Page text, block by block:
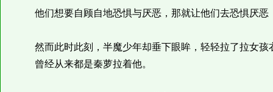
他们想要自顾自地恐惧与厌恶，那就让他们去恐惧厌恶
然而此时此刻，半魔少年却垂下眼眸，轻轻拉了拉女孩
曾经从来都是秦萝拉着他。